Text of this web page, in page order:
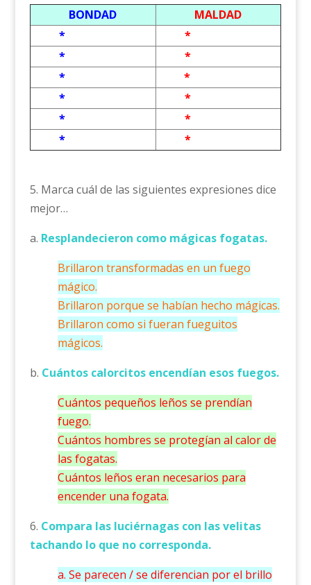
BONDAD
MALDAD
*
*
*
*
*
*
*
*
*
*
*
*
5. Marca cuál de las siguientes expresiones dice
mejor…
a. Resplandecieron como mágicas fogatas.
Brillaron transformadas en un fuego
mágico.
Brillaron porque se habían hecho mágicas.
Brillaron como si fueran fueguitos
mágicos.
b. Cuántos calorcitos encendían esos fuegos.
Cuántos pequeños leños se prendían
fuego.
Cuántos hombres se protegían al calor de
las fogatas.
Cuántos leños eran necesarios para
encender una fogata.
6. Compara las luciérnagas con las velitas
tachando lo que no corresponda.
a. Se parecen / se diferencian por el brillo